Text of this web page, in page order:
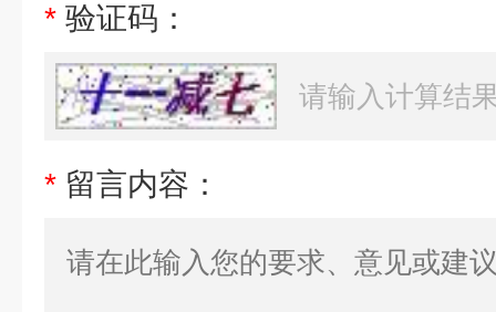
* 验证码：
* 留言内容：